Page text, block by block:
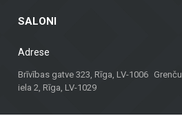
SALONI
Adrese
Brīvības gatve 323, Rīga, LV-1006 Grenču
iela 2, Rīga, LV-1029